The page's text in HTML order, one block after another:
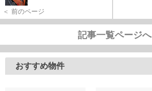
＜ 前のページ
記事一覧ページへ
おすすめ物件